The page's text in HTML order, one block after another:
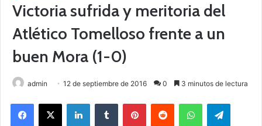
Victoria sufrida y meritoria del
Atlético Tomelloso frente a un
buen Mora (1-0)
admin 12 de septiembre de 2016 0 3 minutos de lectura